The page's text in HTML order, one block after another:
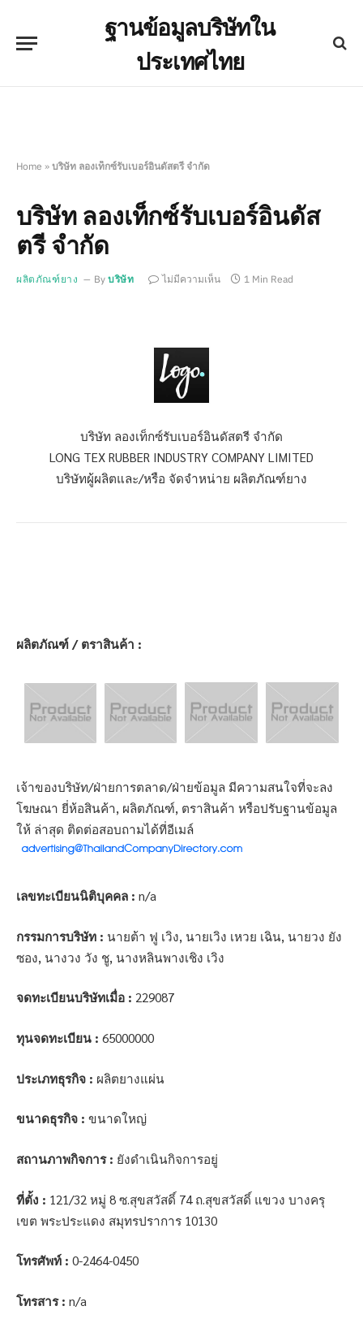
ฐานข้อมูลบริษัทใน
ประเทศไทย
Home » บริษัท ลองเท็กซ์รับเบอร์อินดัสตรี จำกัด
บริษัท ลองเท็กซ์รับเบอร์อินดัส
ตรี จำกัด
ผลิตภัณฑ์ยาง By บริษัท ไม่มีความเห็น 1 Min Read
บริษัท ลองเท็กซ์รับเบอร์อินดัสตรี จำกัด
LONG TEX RUBBER INDUSTRY COMPANY LIMITED
บริษัทผู้ผลิตและ/หรือ จัดจำหน่าย ผลิตภัณฑ์ยาง
ผลิตภัณฑ์ / ตราสินค้า :
เจ้าของบริษัท/ฝ่ายการตลาด/ฝ่ายข้อมูล มีความสนใจที่จะลง
โฆษณา ยี่ห้อสินค้า, ผลิตภัณฑ์, ตราสินค้า หรือปรับฐานข้อมูล
ให้ ล่าสุด ติดต่อสอบถามได้ที่อีเมล์
เลขทะเบียนนิติบุคคล : n/a
กรรมการบริษัท : นายต้า ฟู เวิง, นายเวิง เหวย เฉิน, นายวง ยัง
ซอง, นางวง วัง ชู, นางหลินพางเชิง เวิง
จดทะเบียนบริษัทเมื่อ : 229087
ทุนจดทะเบียน : 65000000
ประเภทธุรกิจ : ผลิตยางแผ่น
ขนาดธุรกิจ : ขนาดใหญ่
สถานภาพกิจการ : ยังดำเนินกิจการอยู่
ที่ตั้ง : 121/32 หมู่ 8 ซ.สุขสวัสดิ์ 74 ถ.สุขสวัสดิ์ แขวง บางครุ
เขต พระประแดง สมุทรปราการ 10130
โทรศัพท์ : 0-2464-0450
โทรสาร : n/a